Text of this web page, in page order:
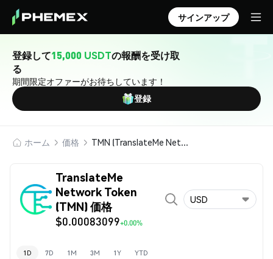
サインアップ
登録して15,000 USDTの報酬を受け取
る
期間限定オファーがお待ちしています！
登録
ホーム 価格 TMN (TranslateMe Network Token)
TranslateMe
Network Token
(TMN) 価格
$0.00083099+0.00%
USD
1D 7D 1M 3M 1Y YTD